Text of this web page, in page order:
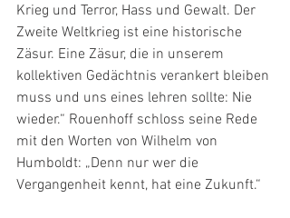
Krieg und Terror, Hass und Gewalt. Der
Zweite Weltkrieg ist eine historische
Zäsur. Eine Zäsur, die in unserem
kollektiven Gedächtnis verankert bleiben
muss und uns eines lehren sollte: Nie
wieder.“ Rouenhoff schloss seine Rede
mit den Worten von Wilhelm von
Humboldt: „Denn nur wer die
Vergangenheit kennt, hat eine Zukunft.“